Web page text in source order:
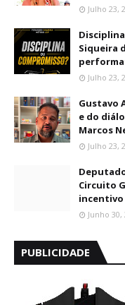
Julho 23,
Siqueira
Julho 23,
Gustavo
e do
Marcos
Julho 23,
Circuito
incentivo
Junho 30,
PUBLICIDADE